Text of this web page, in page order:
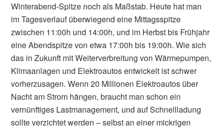
Winterabend-Spitze noch als Maßstab. Heute hat man
im Tagesverlauf überwiegend eine Mittagsspitze
zwischen 11:00h und 14:00h, und im Herbst bis Frühjahr
eine Abendspitze von etwa 17:00h bis 19:00h. Wie sich
das in Zukunft mit Weiterverbreitung von Wärmepumpen,
Klimaanlagen und Elektroautos entwickelt ist schwer
vorherzusagen. Wenn 20 Millionen Elektroautos über
Nacht am Strom hängen, braucht man schon ein
vernünftiges Lastmanagement, und auf Schnellladung
sollte verzichtet werden – selbst an einer mickrigen